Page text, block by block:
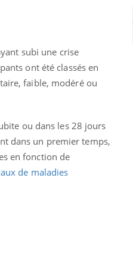
subi une crise
ont été classés en
faible, modéré ou
ou dans les 28 jours
dans un premier temps,
en fonction de
de maladies